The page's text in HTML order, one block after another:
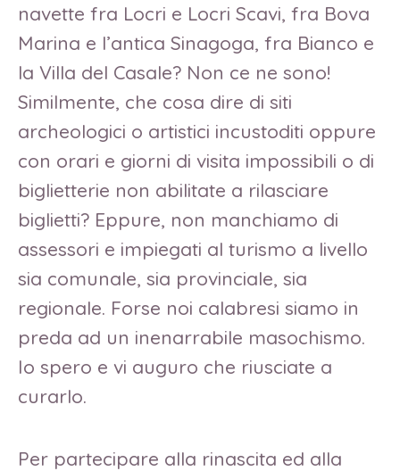
navette fra Locri e Locri Scavi, fra Bova
Marina e l’antica Sinagoga, fra Bianco e
la Villa del Casale? Non ce ne sono!
Similmente, che cosa dire di siti
archeologici o artistici incustoditi oppure
con orari e giorni di visita impossibili o di
biglietterie non abilitate a rilasciare
biglietti? Eppure, non manchiamo di
assessori e impiegati al turismo a livello
sia comunale, sia provinciale, sia
regionale. Forse noi calabresi siamo in
preda ad un inenarrabile masochismo.
Io spero e vi auguro che riusciate a
curarlo.
Per partecipare alla rinascita ed alla